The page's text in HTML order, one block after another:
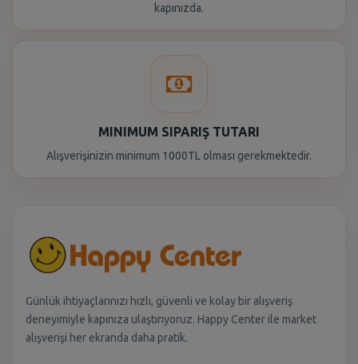
kapınızda.
MINIMUM SIPARIŞ TUTARI
Alışverişinizin minimum 1000TL olması gerekmektedir.
Günlük ihtiyaçlarınızı hızlı, güvenli ve kolay bir alışveriş
deneyimiyle kapınıza ulaştırıyoruz. Happy Center ile market
alışverişi her ekranda daha pratik.